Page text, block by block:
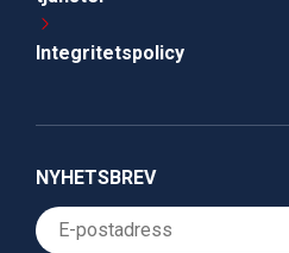
Integritetspolicy
NYHETSBREV